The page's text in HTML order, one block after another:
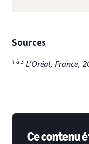
Sources
1 à 3 L’Oréal, France,
Ce contenu